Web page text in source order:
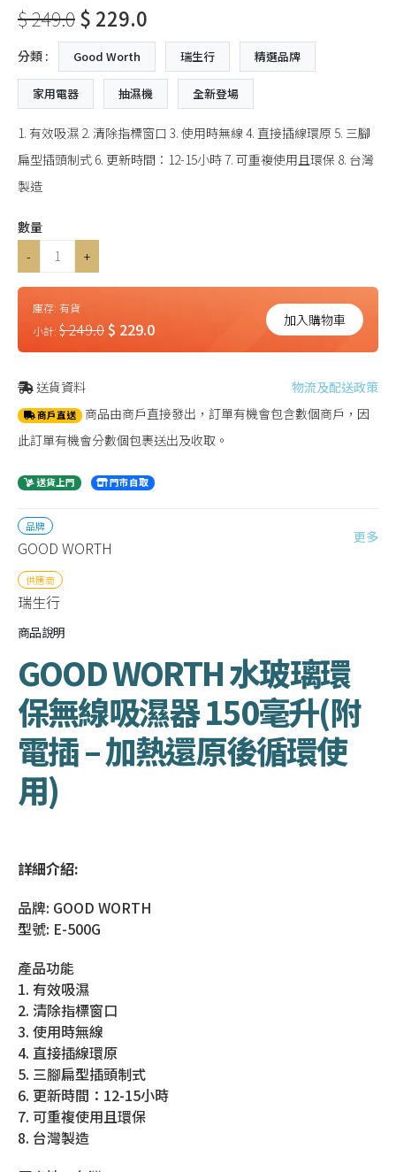
$ 249.0$ 229.0
分類 : Good Worth 瑞生行 精選品牌
家用電器 抽濕機 全新登場
1. 有效吸濕 2. 清除指標窗口 3. 使用時無線 4. 直接插線環原 5. 三腳
扁型插頭制式 6. 更新時間：12-15小時 7. 可重複使用且環保 8. 台灣
製造
數量
-
+
庫存: 有貨
小計: $ 249.0$ 229.0 加入購物車
送貨資料 物流及配送政策
商戶直送 商品由商戶直接發出，訂單有機會包含數個商戶，因
此訂單有機會分數個包裹送出及收取。
送貨上門 門市自取
品牌
GOOD WORTH
更多
供應商
瑞生行
商品說明
GOOD WORTH 水玻璃環
保無線吸濕器 150毫升(附
電插 – 加熱還原後循環使
用)
詳細介紹:
品牌: GOOD WORTH
型號: E-500G
產品功能
1. 有效吸濕
2. 清除指標窗口
3. 使用時無線
4. 直接插線環原
5. 三腳扁型插頭制式
6. 更新時間：12-15小時
7. 可重複使用且環保
8. 台灣製造